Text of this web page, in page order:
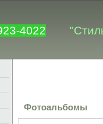
4022
Фотоальбомы